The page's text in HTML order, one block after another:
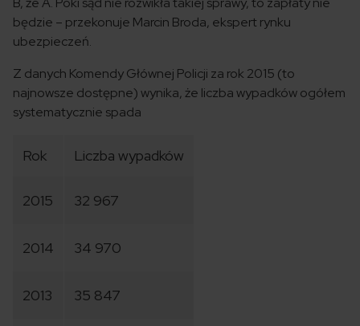
będzie – przekonuje Marcin Broda, ekspert rynku
ubezpieczeń.
Z danych Komendy Głównej Policji za rok 2015 (to
najnowsze dostępne) wynika, że liczba wypadków ogółem
systematycznie spada
Rok Liczba wypadków
2015 32 967
2014 34 970
2013 35 847